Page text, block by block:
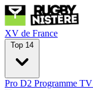
XV de France
Top 14
Pro D2 Programme TV